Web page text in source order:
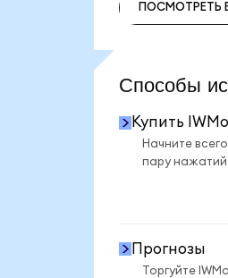
ПОСМОТРЕТЬ
Способы
Купить
Начните
пару
Прогнозы
Торгуйте